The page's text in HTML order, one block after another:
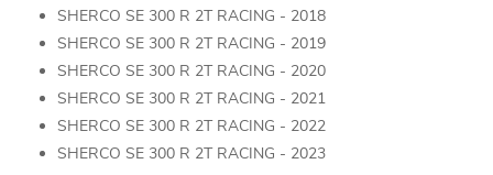
SHERCO SE 300 R 2T RACING - 2018
SHERCO SE 300 R 2T RACING - 2019
SHERCO SE 300 R 2T RACING - 2020
SHERCO SE 300 R 2T RACING - 2021
SHERCO SE 300 R 2T RACING - 2022
SHERCO SE 300 R 2T RACING - 2023